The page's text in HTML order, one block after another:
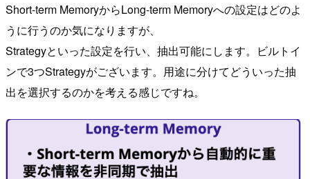
Short-term MemoryからLong-term Memoryへの設定はどのよ
うに行うのか気になりますが、
Strategyといった設定を行い、抽出可能にします。ビルトイ
ンで3つStrategyがございます。用途に分けてどういった抽
出を選択するのかを考える感じですね。